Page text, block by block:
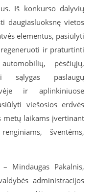
Iš konkurso dalyvių
daugiasluoksnę vietos
elementus, pasiūlyti
ir praturtinti
pėsčiųjų,
sąlygas paslaugų
ir aplinkiniuose
viešosios erdvės
metų laikams įvertinant
šventėms,
Mindaugas Pakalnis,
administracijos